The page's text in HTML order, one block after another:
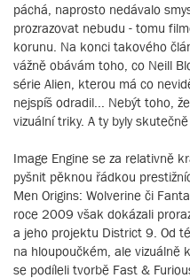
páchá, naprosto nedávalo
prozrazovat nebudu - tomu
korunu. Na konci takového
vážně obávám toho, co Neill
série Alien, kterou má co
nejspíš odradil... Nebýt toho,
vizuální triky. A ty byly skutečně
Image Engine se za relativně
pyšnit pěknou řádkou
Men Origins: Wolverine či
roce 2009 však dokázali
a jeho projektu District 9. Od
na hloupoučkém, ale vizuálně
se podíleli tvorbě Fast &